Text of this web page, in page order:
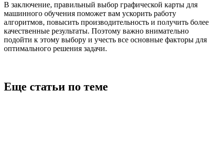
В заключение, правильный выбор графической карты для
машинного обучения поможет вам ускорить работу
алгоритмов, повысить производительность и получить более
качественные результаты. Поэтому важно внимательно
подойти к этому выбору и учесть все основные факторы для
оптимального решения задачи.
Еще статьи по теме